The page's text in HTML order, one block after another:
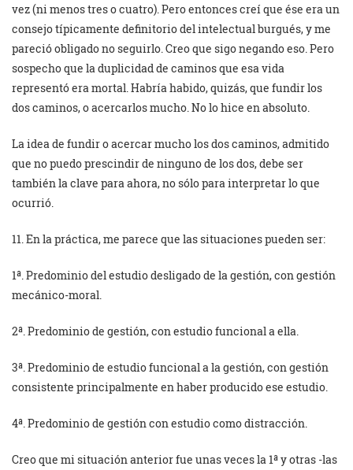
vez (ni menos tres o cuatro). Pero entonces creí que ése era un
consejo típicamente definitorio del intelectual burgués, y me
pareció obligado no seguirlo. Creo que sigo negando eso. Pero
sospecho que la duplicidad de caminos que esa vida
representó era mortal. Habría habido, quizás, que fundir los
dos caminos, o acercarlos mucho. No lo hice en absoluto.
La idea de fundir o acercar mucho los dos caminos, admitido
que no puedo prescindir de ninguno de los dos, debe ser
también la clave para ahora, no sólo para interpretar lo que
ocurrió.
11. En la práctica, me parece que las situaciones pueden ser:
1ª. Predominio del estudio desligado de la gestión, con gestión
mecánico-moral.
2ª. Predominio de gestión, con estudio funcional a ella.
3ª. Predominio de estudio funcional a la gestión, con gestión
consistente principalmente en haber producido ese estudio.
4ª. Predominio de gestión con estudio como distracción.
Creo que mi situación anterior fue unas veces la 1ª y otras -las